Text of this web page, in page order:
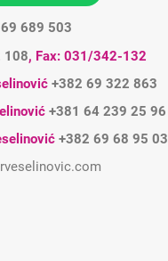
689 503
108, Fax: 031/342-132
+382 69 322 863
+381 64 239 25 96
+382 69 68 95 03